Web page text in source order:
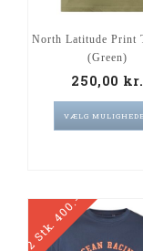
North Latitude Print
(Green)
250,00 kr.
VÆLG
2 Stk. 400.-